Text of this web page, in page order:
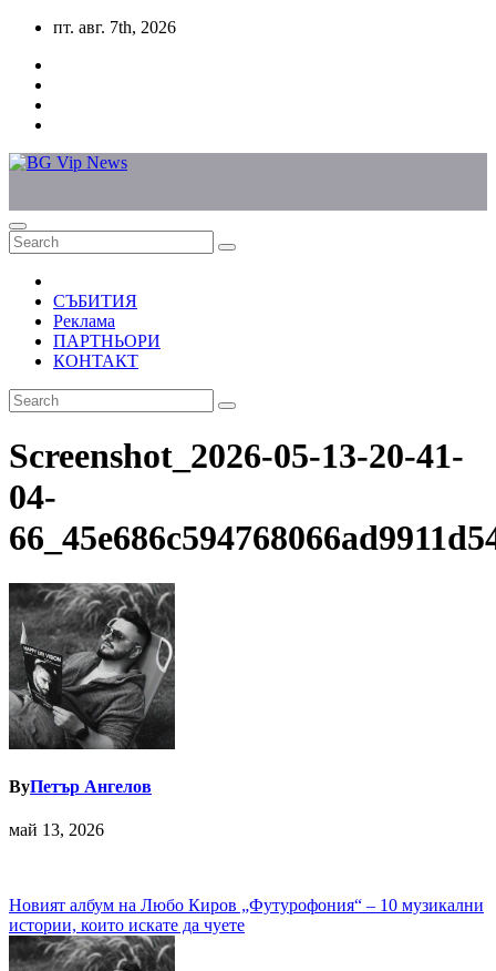
Skip
content
пт. авг. 7th, 2026
СЪБИТИЯ
Реклама
ПАРТНЬОРИ
КОНТАКТ
Screenshot_2026-05-13-20-41-
04-
ByПетър Ангелов
май 13, 2026
Навигация
Новият албум на Любо Киров „Футурофония“ – 10 музикални
истории, които искате да чуете